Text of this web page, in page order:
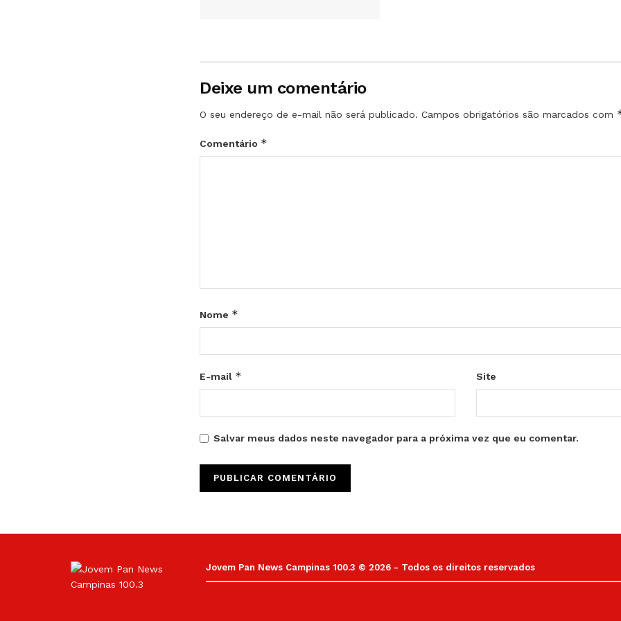
Deixe um comentário
O seu endereço de e-mail não será publicado. Campos obrigatórios são marcados com
Comentário *
Nome *
E-mail * Site
Salvar meus dados neste navegador para a próxima vez que eu comentar.
Jovem Pan News Campinas 100.3 © 2026 - Todos os direitos reservados